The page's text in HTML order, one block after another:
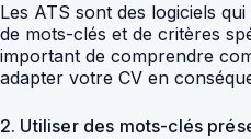
Les ATS sont des logiciels
de mots-clés et de critères
important de comprendre
adapter votre CV en
2. Utiliser des mots-clés